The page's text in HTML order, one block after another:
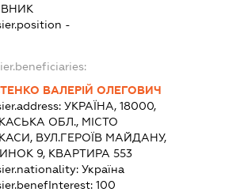
-
ВАЛЕРІЙ ОЛЕГОВИЧ
УКРАЇНА, 18000,
ОБЛ., МІСТО
ВУЛ.ГЕРОЇВ МАЙДАНУ,
9, КВАРТИРА 553
Україна
100